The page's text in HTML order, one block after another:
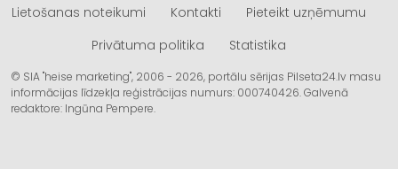
Lietošanas noteikumi
Kontakti
Pieteikt uzņēmumu
Privātuma politika
Statistika
© SIA "heise marketing", 2006 - 2026, portālu sērijas Pilseta24.lv masu
informācijas līdzekļa reģistrācijas numurs: 000740426. Galvenā
redaktore: Ingūna Pempere.